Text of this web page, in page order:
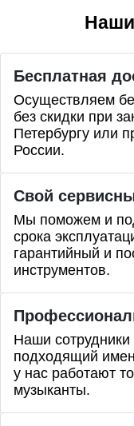
Бесплатная
Осуществляем
без скидки при
Петербургу или
России.
Свой
Мы поможем и
срока
гарантийный и
инструментов.
Наши
подходящий
у нас работают
музыканты.